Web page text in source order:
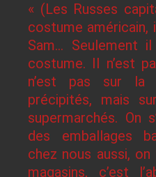
« (Les Russes
costume américain,
Sam… Seulement
costume. Il n’est
n’est pas sur la
précipités, mais
supermarchés. On
des emballages
chez nous aussi,
magasins, c’est